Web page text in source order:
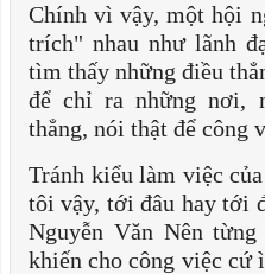
Chính vì vậy, một hội
trích" nhau như lãnh
tìm thấy những điều
để chỉ ra những nơi,
thẳng, nói thật để công
Tránh kiểu làm việc
tôi vậy, tới đâu hay tới
Nguyễn Văn Nên
khiến cho công việc cứ